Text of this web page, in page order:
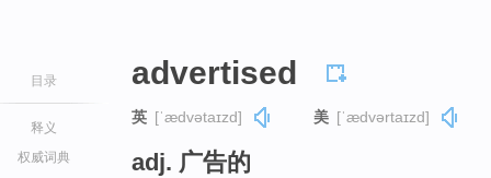
目录
释义
权威词典
advertised
英 [ˈædvətaɪzd] 美 [ˈædvərtaɪzd]
adj. 广告的